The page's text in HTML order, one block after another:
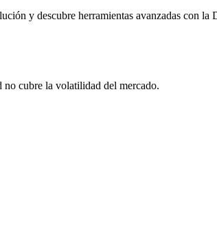
y descubre herramientas avanzadas con la
no cubre la volatilidad del mercado.